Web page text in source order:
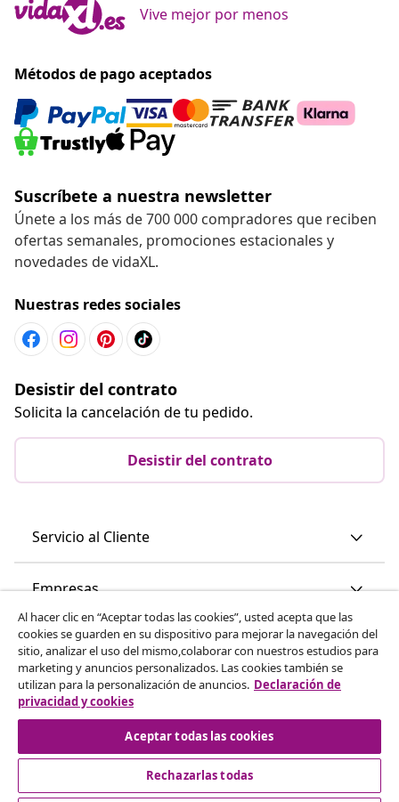
Vive mejor por menos
Métodos de pago aceptados
Suscríbete a nuestra newsletter
Únete a los más de 700 000 compradores que reciben
ofertas semanales, promociones estacionales y
novedades de vidaXL.
Nuestras redes sociales
Desistir del contrato
Solicita la cancelación de tu pedido.
Desistir del contrato
Servicio al Cliente
Empresas
vidaXL
Descubre mas
Al hacer clic en “Aceptar todas las cookies”, usted acepta que las
cookies se guarden en su dispositivo para mejorar la navegación del
sitio, analizar el uso del mismo,colaborar con nuestros estudios para
marketing y anuncios personalizados. Las cookies también se
utilizan para la personalización de anuncios. Declaración de
privacidad y cookies
Aceptar todas las cookies
Rechazarlas todas